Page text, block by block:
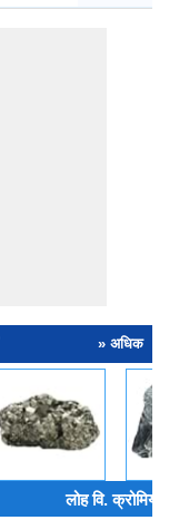
» अधिक
लोह वि. क्रोमियम